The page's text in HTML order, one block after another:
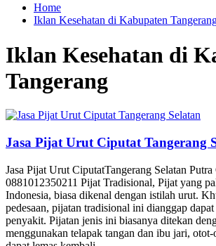
Home
Iklan Kesehatan di Kabupaten
Iklan Kesehatan di
Tangerang
Jasa Pijat Urut Ciputat Tangerang
Jasa Pijat Urut CiputatTangerang Selatan Putra
0881012350211 Pijat Tradisional, Pijat yang
Indonesia, biasa dikenal dengan istilah urut.
pedesaan, pijatan tradisional ini dianggap
penyakit. Pijatan jenis ini biasanya ditekan
menggunakan telapak tangan dan ibu jari,